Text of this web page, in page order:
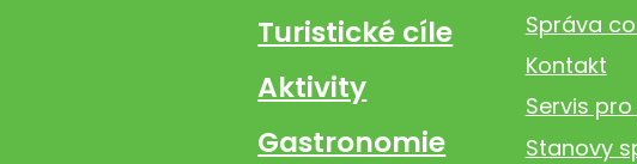
Turistické cíle
Aktivity
Gastronomie
Správa
Kontakt
Servis
Stanovy